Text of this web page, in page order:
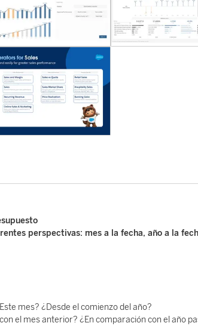
perspectivas: mes a la fecha, año a la
mes? ¿Desde el comienzo del año?
el mes anterior? ¿En comparación con el año